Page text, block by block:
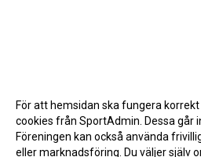
För att hemsidan ska fungera
cookies från SportAdmin. Dessa går
Föreningen kan också använda
eller marknadsföring. Du väljer själv